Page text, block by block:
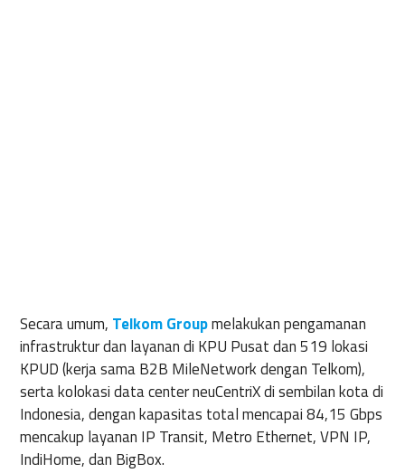
Secara umum, Telkom Groupmelakukan pengamanan
infrastruktur dan layanan di KPU Pusat dan 519 lokasi
KPUD (kerja sama B2B MileNetwork dengan Telkom),
serta kolokasi data center neuCentriX di sembilan kota di
Indonesia, dengan kapasitas total mencapai 84,15 Gbps
mencakup layanan IP Transit, Metro Ethernet, VPN IP,
IndiHome, dan BigBox.